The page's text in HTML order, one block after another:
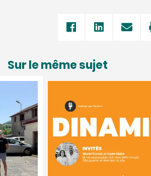
Sur le même sujet